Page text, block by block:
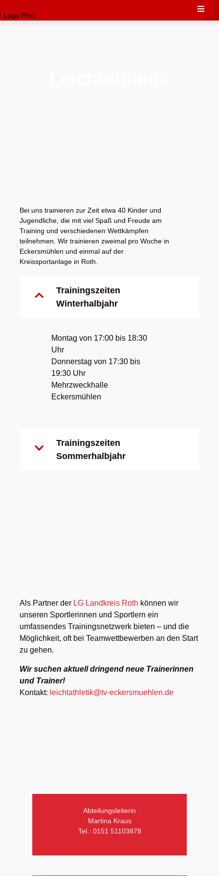
Bei uns trainieren zur Zeit etwa 40 Kinder und
Jugendliche, die mit viel Spaß und Freude am
Training und verschiedenen Wettkämpfen
teilnehmen. Wir trainieren zweimal pro Woche in
Eckersmühlen und einmal auf der
Kreissportanlage in Roth.
Trainingszeiten
Winterhalbjahr
Montag von 17:00 bis 18:30
Uhr
Donnerstag von 17:30 bis
19:30 Uhr
Mehrzweckhalle
Eckersmühlen
Trainingszeiten
Sommerhalbjahr
Als Partner der LG Landkreis Roth können wir
unseren Sportlerinnen und Sportlern ein
umfassendes Trainingsnetzwerk bieten – und die
Möglichkeit, oft bei Teamwettbewerben an den Start
zu gehen.
Wir suchen aktuell dringend neue Trainerinnen
und Trainer!
Kontakt: leichtathletik@tv-eckersmuehlen.de
Abteilungsleiterin
Martina Kraus
Tel.: 0151 51103878